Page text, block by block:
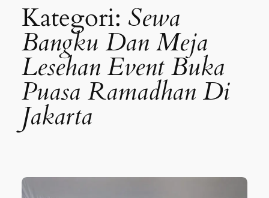
Kategori: Sewa
Bangku Dan Meja
Lesehan Event Buka
Puasa Ramadhan Di
Jakarta